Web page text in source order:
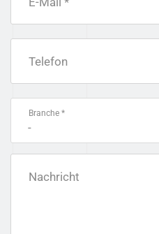
Telefon
Branche *
-
Nachricht